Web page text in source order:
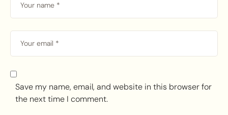
Save my name, email, and website in this browser for
the next time I comment.